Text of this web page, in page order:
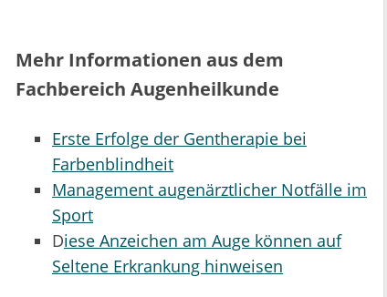
Mehr Informationen aus dem
Fachbereich Augenheilkunde
Erste Erfolge der Gentherapie bei
Farbenblindheit
Management augenärztlicher Notfälle im
Sport
Diese Anzeichen am Auge können auf
Seltene Erkrankung hinweisen